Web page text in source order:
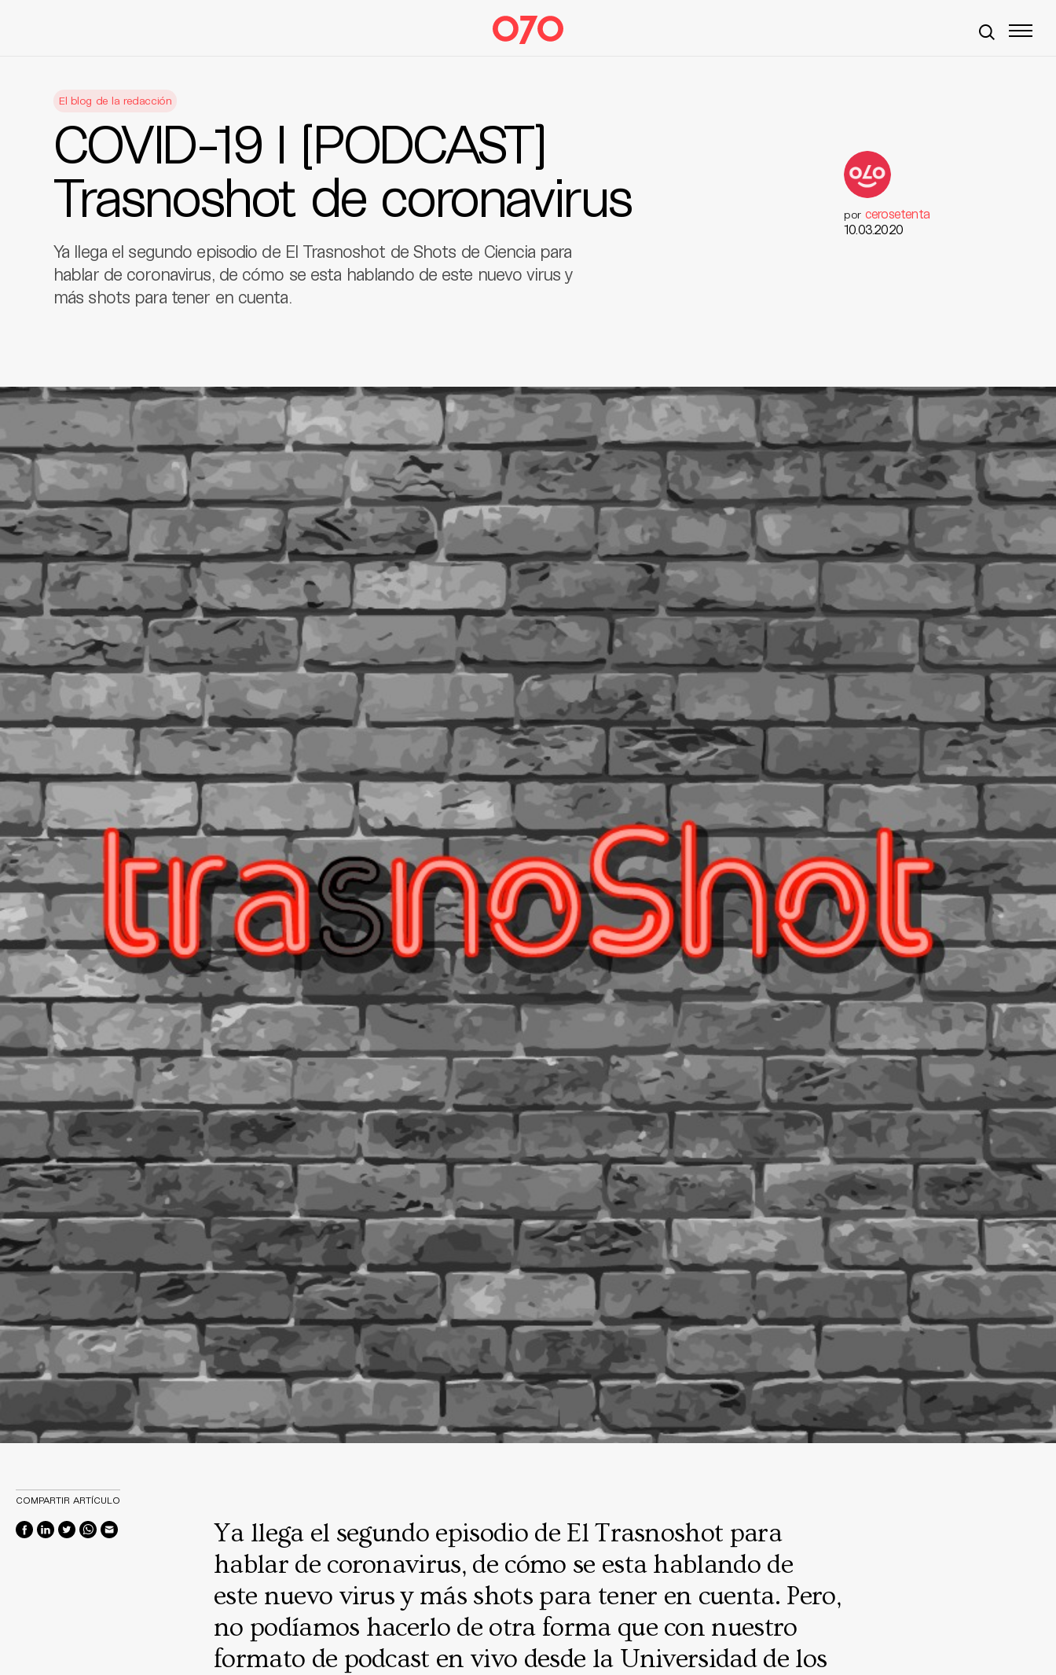
El blog de la redacción
COVID-19 I [PODCAST]
Trasnoshot de coronavirus
Ya llega el segundo episodio de El Trasnoshot de Shots de Ciencia para
hablar de coronavirus, de cómo se esta hablando de este nuevo virus y
más shots para tener en cuenta.
por cerosetenta
10.03.2020
Ya llega el segundo episodio de El Trasnoshot para
hablar de coronavirus, de cómo se esta hablando de
este nuevo virus y más shots para tener en cuenta. Pero,
no podíamos hacerlo de otra forma que con nuestro
formato de podcast en vivo desde la Universidad de los
COMPARTIR ARTÍCULO